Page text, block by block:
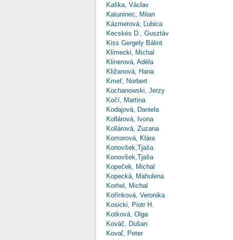
Kaška, Václav
Katuninec, Milan
Kázmerová, Ľubica
Kecskés D., Gusztáv
Kiss Gergely Bálint
Klimecki, Michal
Klinerová, Adéla
Kližanová, Hana
Kmeť, Norbert
Kochanowski, Jerzy
Kočí, Martina
Kodajová, Daniela
Kollárová, Ivona
Kollárová, Zuzana
Komorová, Klára
Konovšek,Tjaša
Konovšek,Tjaša
Kopeček, Michal
Kopecká, Mahulena
Korhel, Michal
Kořínková, Veronika
Kosicki, Piotr H.
Kotková, Olga
Kováč, Dušan
Kovaľ, Peter